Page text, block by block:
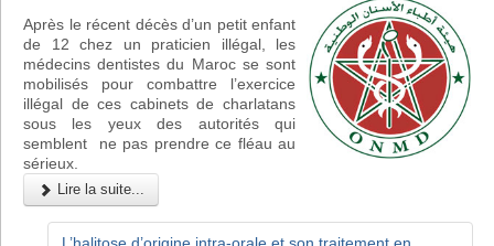
Après le récent décès d’un petit enfant
de 12 chez un praticien illégal, les
médecins dentistes du Maroc se sont
mobilisés pour combattre l’exercice
illégal de ces cabinets de charlatans
sous les yeux des autorités qui
semblent ne pas prendre ce fléau au
sérieux.
Lire la suite...